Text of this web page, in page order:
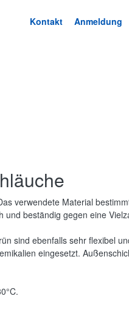
Kontakt Anmeldung
verwendete Material
beständig gegen eine
sind ebenfalls sehr flexibel
eingesetzt.